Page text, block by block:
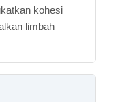
kohesi
limbah